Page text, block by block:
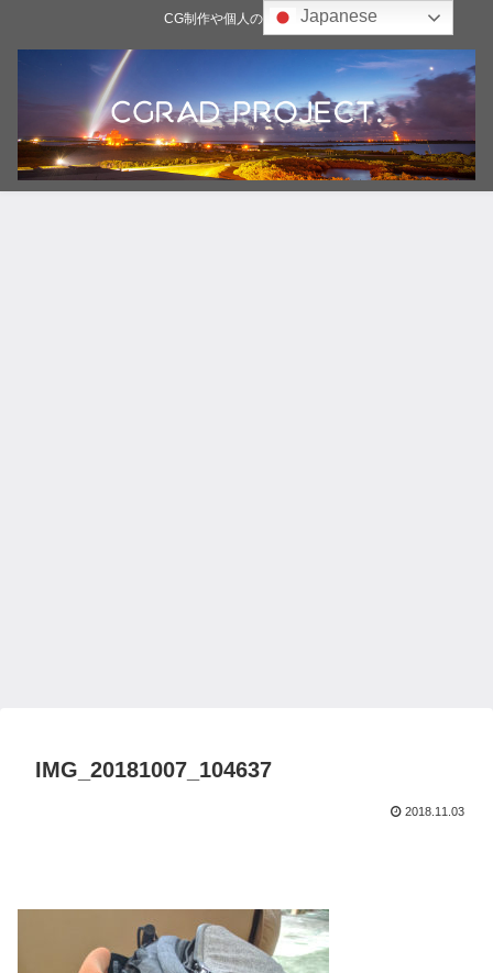
CG制作や個人の雑記ブログ
IMG_20181007_104637
2018.11.03
Japanese